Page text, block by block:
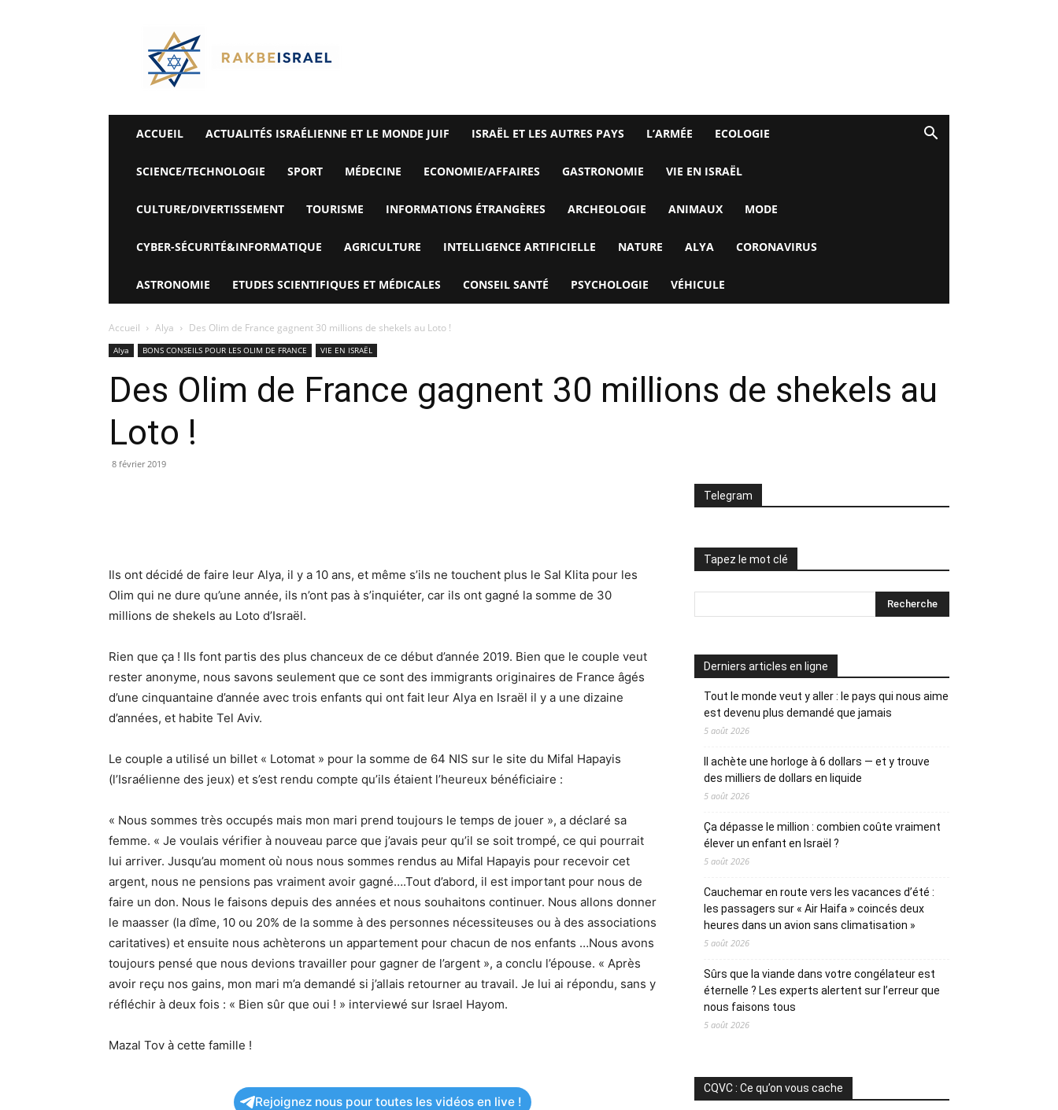
Rak
Be
Israel-
Alyaexpress-
News
ACCUEIL ACTUALITÉS ISRAÉLIENNE ET LE MONDE JUIF ISRAËL ET LES AUTRES PAYS L’ARMÉE ECOLOGIE
SCIENCE/TECHNOLOGIE SPORT MÉDECINE ECONOMIE/AFFAIRES GASTRONOMIE VIE EN ISRAËL
CULTURE/DIVERTISSEMENT TOURISME INFORMATIONS ÉTRANGÈRES ARCHEOLOGIE ANIMAUX MODE
CYBER-SÉCURITÉ&INFORMATIQUE AGRICULTURE INTELLIGENCE ARTIFICIELLE NATURE ALYA CORONAVIRUS
ASTRONOMIE ETUDES SCIENTIFIQUES ET MÉDICALES CONSEIL SANTÉ PSYCHOLOGIE VÉHICULE
Accueil Alya Des Olim de France gagnent 30 millions de shekels au Loto !
Alya BONS CONSEILS POUR LES OLIM DE FRANCE VIE EN ISRAËL
Des Olim de France gagnent 30 millions de shekels au
Loto !
8 février 2019
Ils ont décidé de faire leur Alya, il y a 10 ans, et même s’ils ne touchent plus le Sal Klita pour les
Olim qui ne dure qu’une année, ils n’ont pas à s’inquiéter, car ils ont gagné la somme de 30
millions de shekels au Loto d’Israël.
Rien que ça ! Ils font partis des plus chanceux de ce début d’année 2019. Bien que le couple veut
rester anonyme, nous savons seulement que ce sont des immigrants originaires de France âgés
d’une cinquantaine d’année avec trois enfants qui ont fait leur Alya en Israël il y a une dizaine
d’années, et habite Tel Aviv.
Le couple a utilisé un billet « Lotomat » pour la somme de 64 NIS sur le site du Mifal Hapayis
(l’Israélienne des jeux) et s’est rendu compte qu’ils étaient l’heureux bénéficiaire :
« Nous sommes très occupés mais mon mari prend toujours le temps de jouer », a déclaré sa
femme. « Je voulais vérifier à nouveau parce que j’avais peur qu’il se soit trompé, ce qui pourrait
lui arriver. Jusqu’au moment où nous nous sommes rendus au Mifal Hapayis pour recevoir cet
argent, nous ne pensions pas vraiment avoir gagné….Tout d’abord, il est important pour nous de
faire un don. Nous le faisons depuis des années et nous souhaitons continuer. Nous allons donner
le maasser (la dîme, 10 ou 20% de la somme à des personnes nécessiteuses ou à des associations
caritatives) et ensuite nous achèterons un appartement pour chacun de nos enfants …Nous avons
toujours pensé que nous devions travailler pour gagner de l’argent », a conclu l’épouse. « Après
avoir reçu nos gains, mon mari m’a demandé si j’allais retourner au travail. Je lui ai répondu, sans y
réfléchir à deux fois : « Bien sûr que oui ! » interviewé sur Israel Hayom.
Mazal Tov à cette famille !
Rejoignez nous pour toutes les vidéos en live !
Telegram
Tapez le mot clé
Derniers articles en ligne
Tout le monde veut y aller : le pays qui nous aime
est devenu plus demandé que jamais
5 août 2026
Il achète une horloge à 6 dollars — et y trouve
des milliers de dollars en liquide
5 août 2026
Ça dépasse le million : combien coûte vraiment
élever un enfant en Israël ?
5 août 2026
Cauchemar en route vers les vacances d’été :
les passagers sur « Air Haifa » coincés deux
heures dans un avion sans climatisation »
5 août 2026
Sûrs que la viande dans votre congélateur est
éternelle ? Les experts alertent sur l’erreur que
nous faisons tous
5 août 2026
CQVC : Ce qu’on vous cache